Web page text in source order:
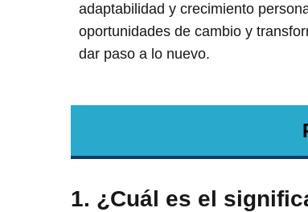
adaptabilidad y crecimiento
oportunidades de cambio y
dar paso a lo nuevo.
1. ¿Cuál es el